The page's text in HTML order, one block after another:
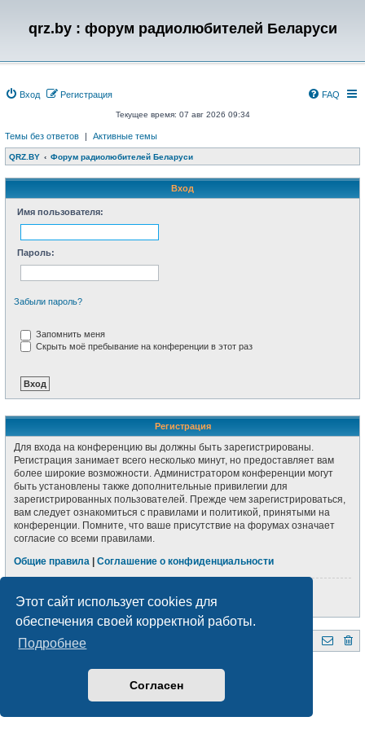
Этот сайт использует cookies для
обеспечения своей корректной работы.
Подробнее
Согласен
qrz.by : форум радиолюбителей Беларуси
Вход Регистрация FAQ
Текущее время: 07 авг 2026 09:34
Темы без ответов | Активные темы
QRZ.BY Форум радиолюбителей Беларуси
Вход
Имя пользователя:
Пароль:
Забыли пароль?
Запомнить меня
Скрыть моё пребывание на конференции в этот раз
Регистрация
Для входа на конференцию вы должны быть зарегистрированы.
Регистрация занимает всего несколько минут, но предоставляет вам
более широкие возможности. Администратором конференции могут
быть установлены также дополнительные привилегии для
зарегистрированных пользователей. Прежде чем зарегистрироваться,
вам следует ознакомиться с правилами и политикой, принятыми на
конференции. Помните, что ваше присутствие на форумах означает
согласие со всеми правилами.
Общие правила
Соглашение о конфиденциальности
Регистрация
QRZ.BY Форум радиолюбителей Беларуси
Русская поддержка phpBB
Конфиденциальность|Правила